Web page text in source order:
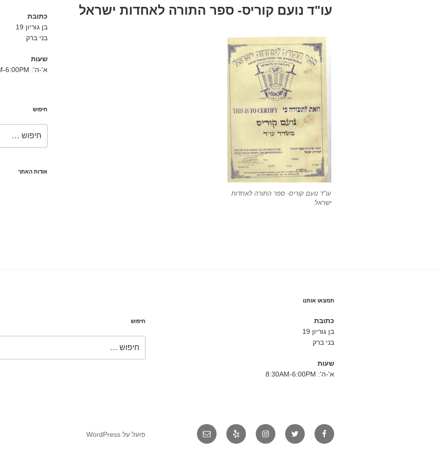
עו"ד נועם קוריס- ספר התורה לאחדות ישראל
עו"ד נועם קוריס- ספר התורה לאחדות
ישראל
כתובת
בן גוריון 19
בני ברק
שעות
א'-ה': 8:30AM-6:00PM
חיפוש
אודות האתר
תמצאו אותנו
כתובת
בן גוריון 19
בני ברק
שעות
א'-ה': 8:30AM-6:00PM
חיפוש
פייסבוק טוויטר אינסטגרם יאלפ אימייל
פועל על WordPress